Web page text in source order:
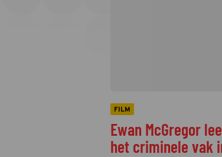
FILM
Ewan McGregor
het criminele vak